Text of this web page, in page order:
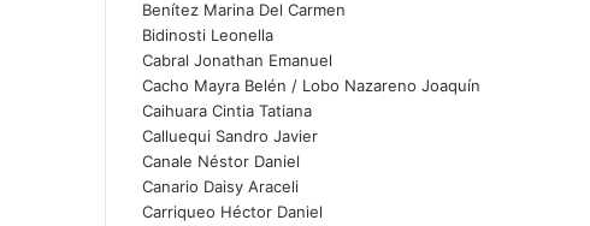
c
t
r
ó
n
i
c
o
Benítez Marina Del Carmen
Bidinosti Leonella
Cabral Jonathan Emanuel
Cacho Mayra Belén / Lobo Nazareno Joaquín
Caihuara Cintia Tatiana
Calluequi Sandro Javier
Canale Néstor Daniel
Canario Daisy Araceli
Carriqueo Héctor Daniel